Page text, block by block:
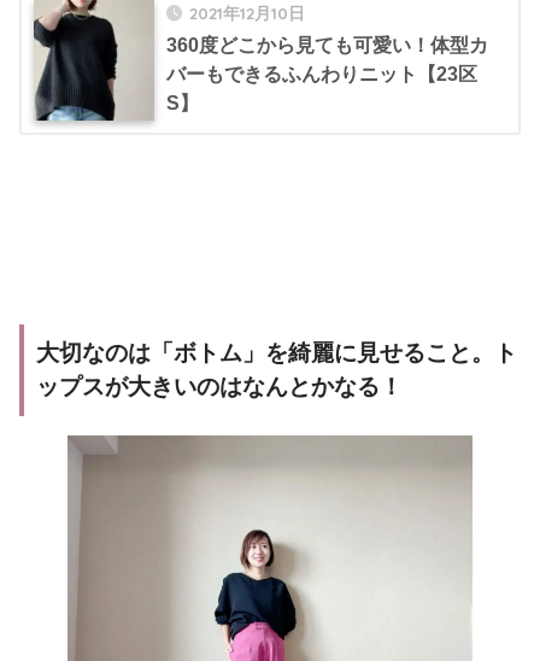
2021年12月10日
360度どこから見ても可愛い！体型カ
バーもできるふんわりニット【23区
S】
大切なのは「ボトム」を綺麗に見せること。ト
ップスが大きいのはなんとかなる！